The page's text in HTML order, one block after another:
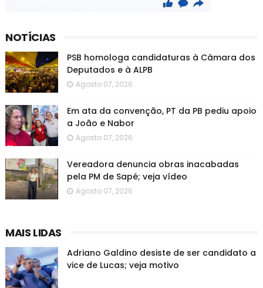
NOTÍCIAS
PSB homologa candidaturas à Câmara dos
Deputados e à ALPB
Agosto 07, 2026
Em ata da convenção, PT da PB pediu apoio
a João e Nabor
Agosto 07, 2026
Vereadora denuncia obras inacabadas
pela PM de Sapé; veja vídeo
Agosto 07, 2026
MAIS LIDAS
Adriano Galdino desiste de ser candidato a
vice de Lucas; veja motivo